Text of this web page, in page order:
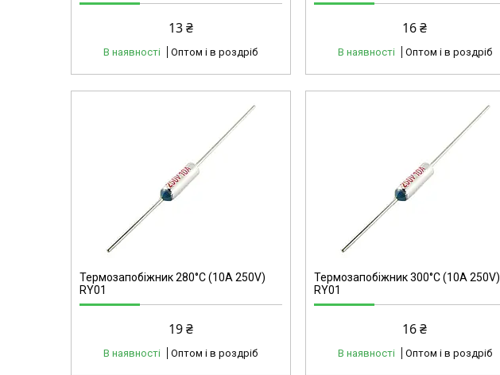
13 ₴
В наявності Оптом і в роздріб
16 ₴
В наявності Оптом і в роздріб
Термозапобіжник 280°C (10А 250V)
RY01
19 ₴
В наявності Оптом і в роздріб
Термозапобіжник 300°C (10А 250V)
RY01
16 ₴
В наявності Оптом і в роздріб